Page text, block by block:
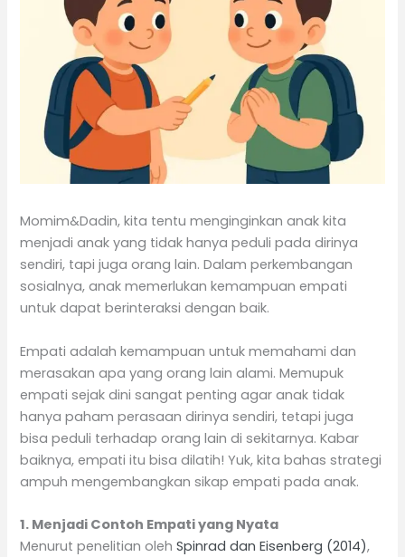
Momim&Dadin, kita tentu menginginkan anak kita
menjadi anak yang tidak hanya peduli pada dirinya
sendiri, tapi juga orang lain. Dalam perkembangan
sosialnya, anak memerlukan kemampuan empati
untuk dapat berinteraksi dengan baik.
Empati adalah kemampuan untuk memahami dan
merasakan apa yang orang lain alami. Memupuk
empati sejak dini sangat penting agar anak tidak
hanya paham perasaan dirinya sendiri, tetapi juga
bisa peduli terhadap orang lain di sekitarnya. Kabar
baiknya, empati itu bisa dilatih! Yuk, kita bahas strategi
ampuh mengembangkan sikap empati pada anak.
1. Menjadi Contoh Empati yang Nyata
Menurut penelitian olehSpinrad dan Eisenberg (2014),